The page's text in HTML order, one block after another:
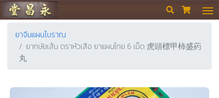
ร้านขายยา ย่งเชียงตึ๊ง  
ยาจีนแผนโบราณ
ยากษัยเส้น ตราหัวเสือ ยาแผนไทย 6 เม็ด 虎頭標甲柿盛葯
丸